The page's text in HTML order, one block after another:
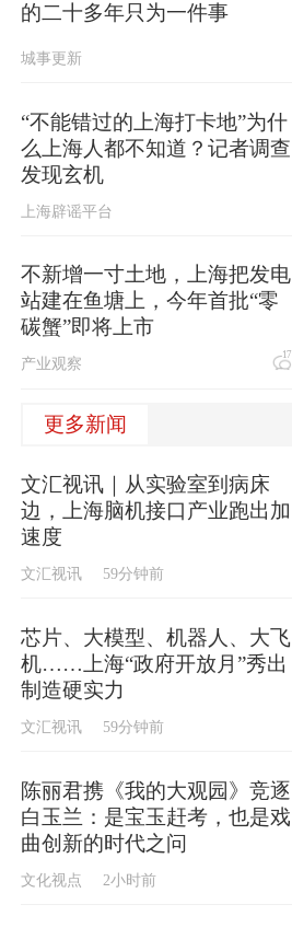
的二十多年只为一件事
城事更新
“不能错过的上海打卡地”为什
么上海人都不知道？记者调查
发现玄机
上海辟谣平台
不新增一寸土地，上海把发电
站建在鱼塘上，今年首批“零
碳蟹”即将上市
产业观察 17
更多新闻
文汇视讯｜从实验室到病床
边，上海脑机接口产业跑出加
速度
文汇视讯 59分钟前
芯片、大模型、机器人、大飞
机……上海“政府开放月”秀出
制造硬实力
文汇视讯 59分钟前
陈丽君携《我的大观园》竞逐
白玉兰：是宝玉赶考，也是戏
曲创新的时代之问
文化视点 2小时前